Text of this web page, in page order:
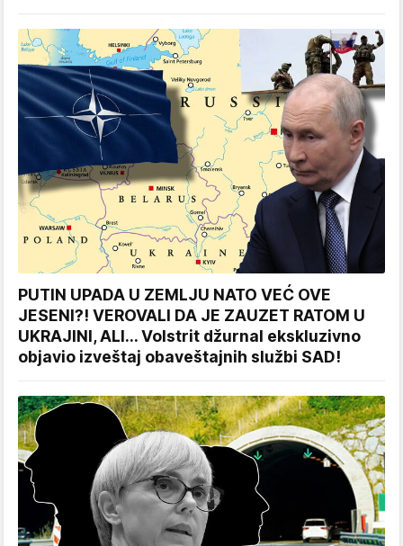
PUTIN UPADA U ZEMLJU NATO VEĆ OVE
JESENI?! VEROVALI DA JE ZAUZET RATOM U
UKRAJINI, ALI... Volstrit džurnal ekskluzivno
objavio izveštaj obaveštajnih službi SAD!